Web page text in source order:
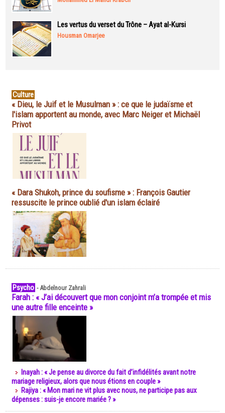
Les vertus du verset du Trône – Ayat al-Kursi
Housman Omarjee
Culture
« Dieu, le Juif et le Musulman » : ce que le judaïsme et
l'islam apportent au monde, avec Marc Neiger et Michaël
Privot
« Dara Shukoh, prince du soufisme » : François Gautier
ressuscite le prince oublié d'un islam éclairé
Psycho -Abdelnour Zahrali
Farah : « J’ai découvert que mon conjoint m’a trompée et mis
une autre fille enceinte »
Inayah : « Je pense au divorce du fait d’infidélités avant notre
mariage religieux, alors que nous étions en couple »
Rajiya : « Mon mari ne vit plus avec nous, ne participe pas aux
dépenses : suis-je encore mariée ? »